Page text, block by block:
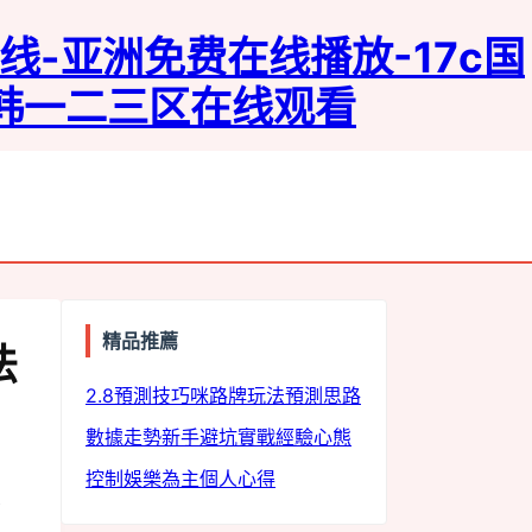
-亚洲免费在线播放-17c国
二三区在线观看
精品推薦
2.8預測技巧咪路牌玩法預測思路
數據走勢新手避坑實戰經驗心態
控制 娛樂為主個人心得